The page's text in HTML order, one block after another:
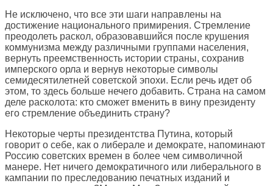
Не исключено, что все эти шаги направлены на
достижение национального примирения. Стремление
преодолеть раскол, образовавшийся после крушения
коммунизма между различными группами населения,
вернуть преемственность истории страны, сохранив
имперского орла и вернув некоторые символы
семидесятилетней советской эпохи. Если речь идет об
этом, то здесь больше нечего добавить. Страна на самом
деле расколота: кто сможет вменить в вину президенту
его стремление объединить страну?
Некоторые черты президентства Путина, который
говорит о себе, как о либерале и демократе, напоминают
Россию советских времен в более чем символичной
манере. Нет ничего демократичного или либерального в
кампании по преследованию печатных изданий и